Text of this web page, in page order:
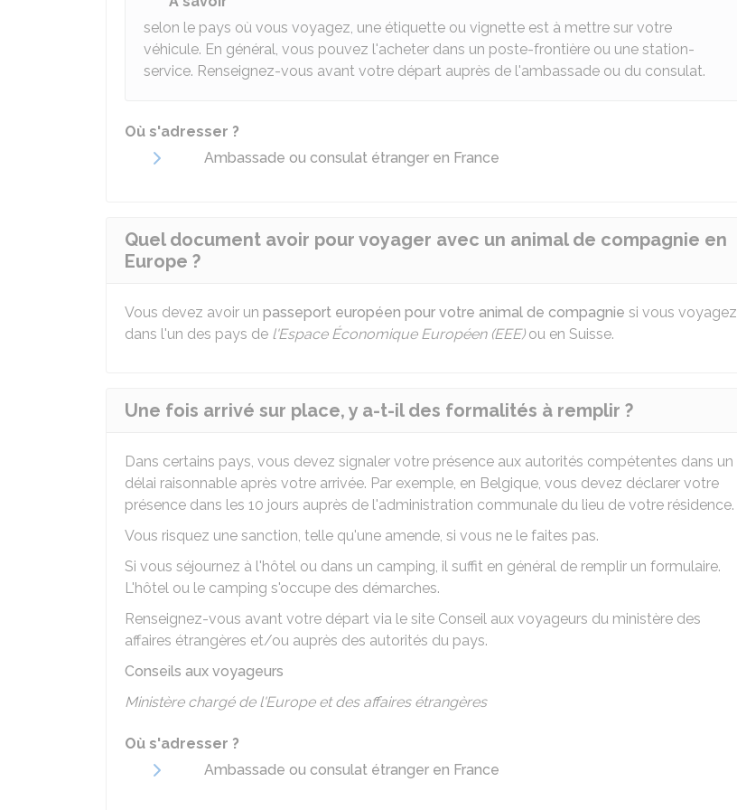
selon le pays où vous voyagez, une étiquette ou vignette est à mettre sur votre
véhicule. En général, vous pouvez l'acheter dans un poste-frontière ou une station-
service. Renseignez-vous avant votre départ auprès de l'ambassade ou du consulat.
Où s'adresser ?
Ambassade ou consulat étranger en France
Quel document avoir pour voyager avec un animal de compagnie en
Europe ?
Vous devez avoir un passeport européen pour votre animal de compagnie si vous voyagez
dans l'un des pays de l'Espace Économique Européen (EEE)ou en Suisse.
Une fois arrivé sur place, y a-t-il des formalités à remplir ?
Dans certains pays, vous devez signaler votre présence aux autorités compétentes dans un
délai raisonnable après votre arrivée. Par exemple, en Belgique, vous devez déclarer votre
présence dans les 10 jours auprès de l'administration communale du lieu de votre résidence.
Vous risquez une sanction, telle qu'une amende, si vous ne le faites pas.
Si vous séjournez à l'hôtel ou dans un camping, il suffit en général de remplir un formulaire.
L'hôtel ou le camping s'occupe des démarches.
Renseignez-vous avant votre départ via le site Conseil aux voyageurs du ministère des
affaires étrangères et/ou auprès des autorités du pays.
Conseils aux voyageurs
Ministère chargé de l'Europe et des affaires étrangères
Où s'adresser ?
Ambassade ou consulat étranger en France